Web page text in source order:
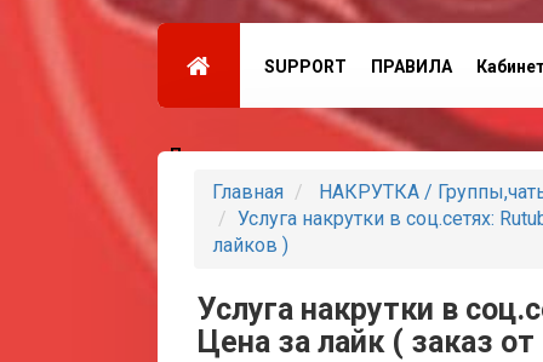
SUPPORT ПРАВИЛА
Партнеры
Главная
НАКРУТКА /
Услуга накрутки в соц.сетях:
лайков )
Услуга накрутки в
Цена за лайк ( заказ